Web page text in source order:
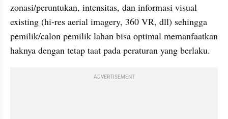
zonasi/peruntukan, intensitas, dan informasi visual
existing (hi-res aerial imagery, 360 VR, dll) sehingga
pemilik/calon pemilik lahan bisa optimal memanfaatkan
haknya dengan tetap taat pada peraturan yang berlaku.
ADVERTISEMENT